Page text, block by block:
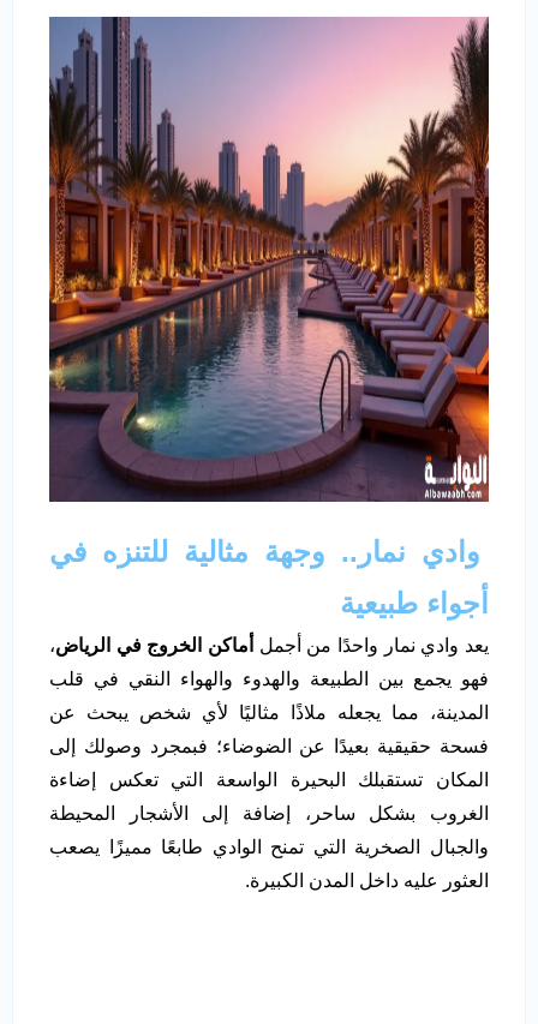
وادي نمار.. وجهة مثالية للتنزه في
أجواء طبيعية
يعد وادي نمار واحدًا من أجمل أماكن الخروج في الرياض،
فهو يجمع بين الطبيعة والهدوء والهواء النقي في قلب
المدينة، مما يجعله ملاذًا مثاليًا لأي شخص يبحث عن
فسحة حقيقية بعيدًا عن الضوضاء؛ فبمجرد وصولك إلى
المكان تستقبلك البحيرة الواسعة التي تعكس إضاءة
الغروب بشكل ساحر، إضافة إلى الأشجار المحيطة
والجبال الصخرية التي تمنح الوادي طابعًا مميزًا يصعب
العثور عليه داخل المدن الكبيرة.